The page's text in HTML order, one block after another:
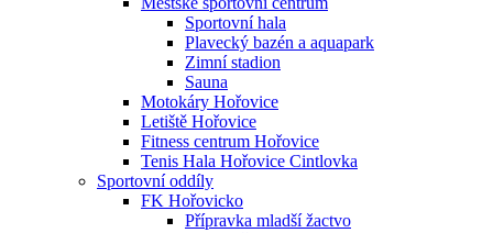
Sportovní hala
Plavecký bazén a aquapark
Zimní stadion
Sauna
Motokáry Hořovice
Letiště Hořovice
Fitness centrum Hořovice
Tenis Hala Hořovice Cintlovka
Sportovní oddíly
FK Hořovicko
Přípravka mladší žactvo